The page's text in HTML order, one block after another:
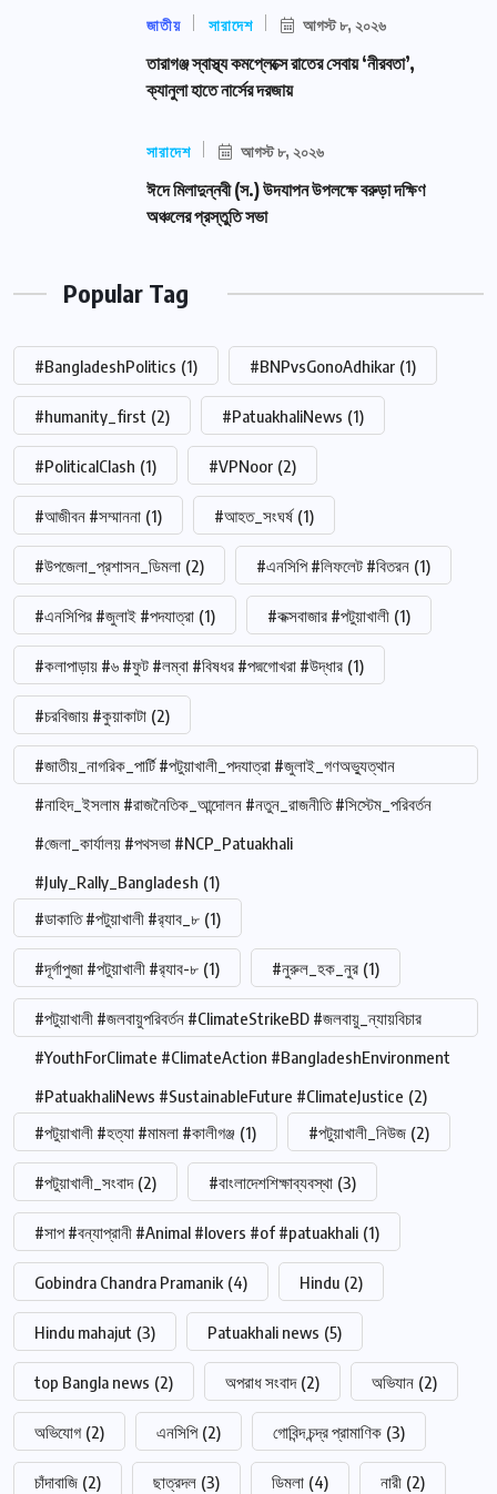
জাতীয় সারাদেশ আগস্ট ৮, ২০২৬
তারাগঞ্জ স্বাস্থ্য কমপ্লেক্সে রাতের সেবায় ‘নীরবতা’,
ক্যানুলা হাতে নার্সের দরজায়
সারাদেশ আগস্ট ৮, ২০২৬
ঈদে মিলাদুন্নবী (স.) উদযাপন উপলক্ষে বরুড়া দক্ষিণ
অঞ্চলের প্রস্তুতি সভা
Popular Tag
#BangladeshPolitics (1) #BNPvsGonoAdhikar (1)
#humanity_first (2) #PatuakhaliNews (1)
#PoliticalClash (1) #VPNoor (2)
#আজীবন #সম্মাননা (1) #আহত_সংঘর্ষ (1)
#উপজেলা_প্রশাসন_ডিমলা (2) #এনসিপি #লিফলেট #বিতরন (1)
#এনসিপির #জুলাই #পদযাত্রা (1) #কক্সবাজার #পটুয়াখালী (1)
#কলাপাড়ায় #৬ #ফুট #লম্বা #বিষধর #পদ্মগোখরা #উদ্ধার (1)
#চরবিজায় #কুয়াকাটা (2)
#জাতীয়_নাগরিক_পার্টি #পটুয়াখালী_পদযাত্রা #জুলাই_গণঅভ্যুত্থান
#নাহিদ_ইসলাম #রাজনৈতিক_আন্দোলন #নতুন_রাজনীতি #সিস্টেম_পরিবর্তন
#জেলা_কার্যালয় #পথসভা #NCP_Patuakhali
#July_Rally_Bangladesh (1)
#ডাকাতি #পটুয়াখালী #র‍্যাব_৮ (1)
#দূর্গাপুজা #পটুয়াখালী #র‍্যাব-৮ (1) #নুরুল_হক_নুর (1)
#পটুয়াখালী #জলবায়ুপরিবর্তন #ClimateStrikeBD #জলবায়ু_ন্যায়বিচার
#YouthForClimate #ClimateAction #BangladeshEnvironment
#PatuakhaliNews #SustainableFuture #ClimateJustice (2)
#পটুয়াখালী #হত্যা #মামলা #কালীগঞ্জ (1) #পটুয়াখালী_নিউজ (2)
#পটুয়াখালী_সংবাদ (2) #বাংলাদেশশিক্ষাব্যবস্থা (3)
#সাপ #বন্যাপ্রানী #Animal #lovers #of #patuakhali (1)
Gobindra Chandra Pramanik (4) Hindu (2)
Hindu mahajut (3) Patuakhali news (5)
top Bangla news (2) অপরাধ সংবাদ (2) অভিযান (2)
অভিযোগ (2) এনসিপি (2) গোবিন্দ চন্দ্র প্রামাণিক (3)
চাঁদাবাজি (2) ছাত্রদল (3) ডিমলা (4) নারী (2)